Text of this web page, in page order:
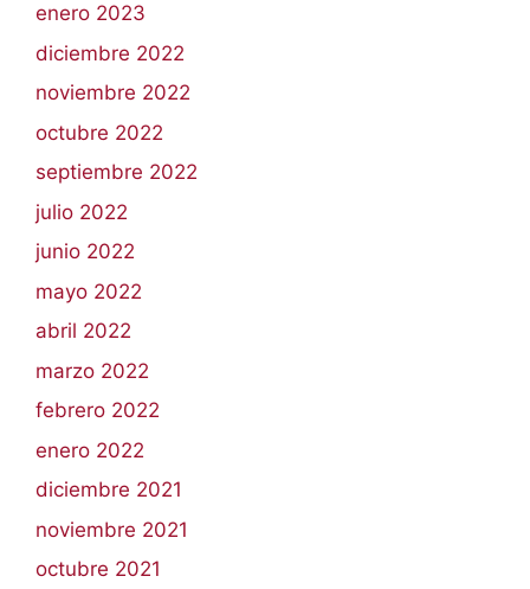
enero 2023
diciembre 2022
noviembre 2022
octubre 2022
septiembre 2022
julio 2022
junio 2022
mayo 2022
abril 2022
marzo 2022
febrero 2022
enero 2022
diciembre 2021
noviembre 2021
octubre 2021